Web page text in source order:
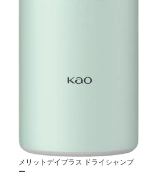
メリットデイプラス ドライシャンプ
ー